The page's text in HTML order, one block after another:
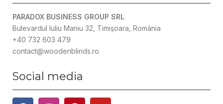
PARADOX BUSINESS GROUP SRL
Bulevardul Iuliu Maniu 32, Timișoara, România
+40 732 603 479
contact@woodenblinds.ro
Social media